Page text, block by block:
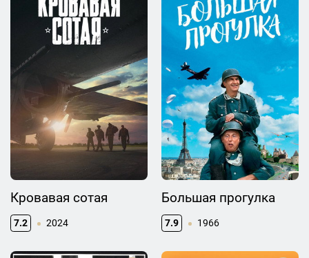
Кровавая сотая
7.2 2024
Большая прогулка
7.9 1966